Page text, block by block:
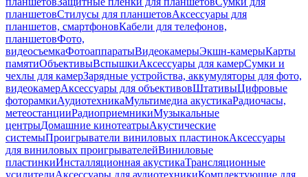
планшетовСтилусы для планшетовАксессуары для
планшетов, смартфоновКабели для телефонов,
планшетовФото,
видеосъемкаФотоаппаратыВидеокамерыЭкшн-камерыКарты
памятиОбъективыВспышкиАксессуары для камерСумки и
чехлы для камерЗарядные устройства, аккумуляторы для фото,
видеокамерАксессуары для объективовШтативыЦифровые
фоторамкиАудиотехникаМультимедиа акустикаРадиочасы,
метеостанцииРадиоприемникиМузыкальные
центрыДомашние кинотеатрыАкустические
системыПроигрыватели виниловых пластинокАксессуары
для виниловых проигрывателейВиниловые
пластинкиИнсталляционная акустикаТрансляционные
усилителиАксессуары для аудиотехникиКомплектующие для